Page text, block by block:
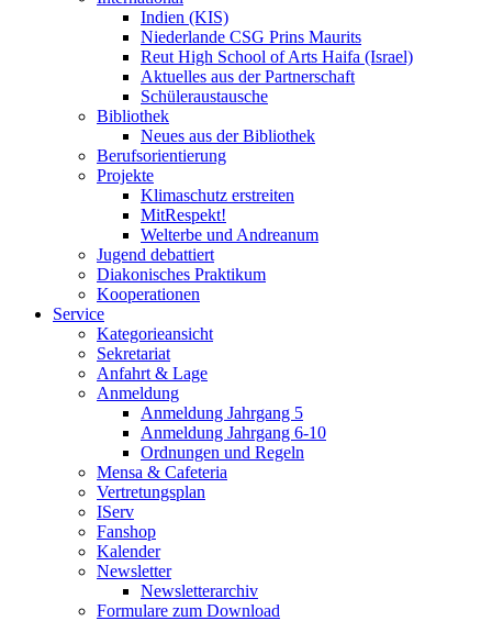
Indien (KIS)
Niederlande CSG Prins Maurits
Reut High School of Arts Haifa (Israel)
Aktuelles aus der Partnerschaft
Schüleraustausche
Bibliothek
Neues aus der Bibliothek
Berufsorientierung
Projekte
Klimaschutz erstreiten
MitRespekt!
Welterbe und Andreanum
Jugend debattiert
Diakonisches Praktikum
Kooperationen
Service
Kategorieansicht
Sekretariat
Anfahrt & Lage
Anmeldung
Anmeldung Jahrgang 5
Anmeldung Jahrgang 6-10
Ordnungen und Regeln
Mensa & Cafeteria
Vertretungsplan
IServ
Fanshop
Kalender
Newsletter
Newsletterarchiv
Formulare zum Download